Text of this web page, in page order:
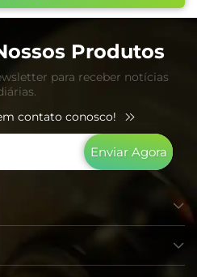
Produtos
para receber notícias
contato conosco!
Enviar Agora